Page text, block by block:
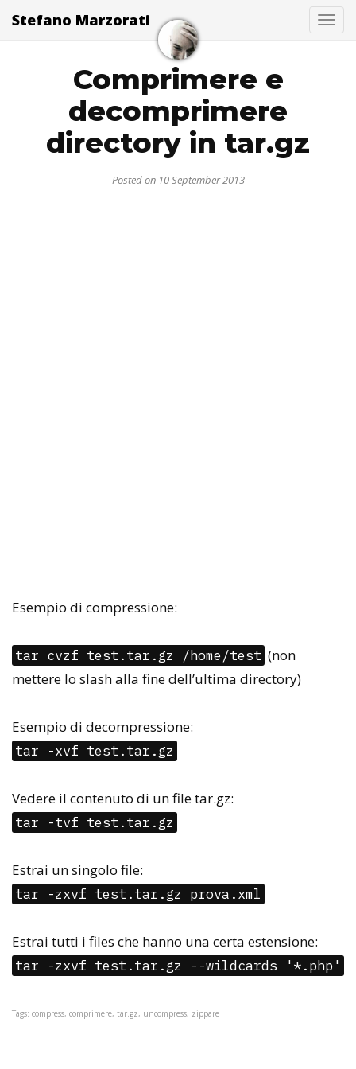
Stefano Marzorati
Comprimere e
decomprimere
directory in tar.gz
Posted on 10 September 2013
Esempio di compressione:
tar cvzf test.tar.gz /home/test (non
mettere lo slash alla fine dell’ultima directory)
Esempio di decompressione:
tar -xvf test.tar.gz
Vedere il contenuto di un file tar.gz:
tar -tvf test.tar.gz
Estrai un singolo file:
tar -zxvf test.tar.gz prova.xml
Estrai tutti i files che hanno una certa estensione:
tar -zxvf test.tar.gz --wildcards '*.php'
Tags: compress, comprimere, tar.gz, uncompress, zippare